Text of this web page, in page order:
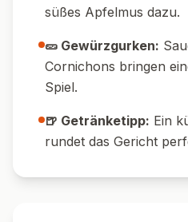
süßes Apfelmus dazu.
🥒 Gewürzgurken:
Cornichons bringen
Spiel.
🍺 Getränketipp: Ein
rundet das Gericht